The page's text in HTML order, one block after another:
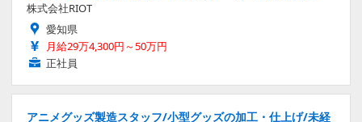
株式会社RIOT
愛知県
月給29万4,300円～50万円
正社員
アニメグッズ製造スタッフ/小型グッズの加工・仕上げ/未経